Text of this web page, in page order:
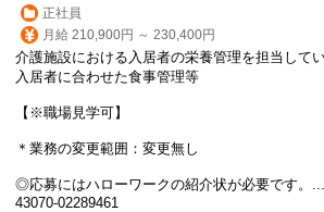
正社員
月給 210,900円 ～ 230,400円
介護施設における入居者の栄養管理を担当して
入居者に合わせた食事管理等
【※職場見学可】
＊業務の変更範囲：変更無し
◎応募にはハローワークの紹介状が必要です。
43070-02289461